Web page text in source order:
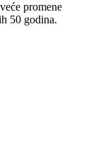
promene
50 godina.